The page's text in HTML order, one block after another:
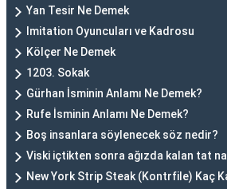
Yan Tesir Ne Demek
Imitation Oyuncuları ve Kadrosu
Kölçer Ne Demek
1203. Sokak
Gürhan İsminin Anlamı Ne Demek?
Rufe İsminin Anlamı Ne Demek?
Boş insanlara söylenecek söz nedir?
Viski içtikten sonra ağızda kalan tat
New York Strip Steak (Kontrfile) Kaç